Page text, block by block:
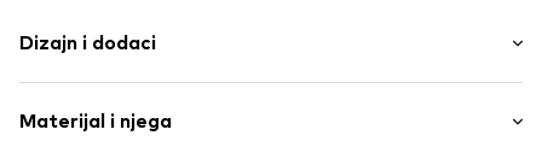
Dizajn i dodaci
Šljokice
Materijal i njega